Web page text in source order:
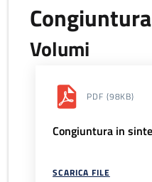
Volumi
PDF (98KB)
Congiuntura in
SCARICA FILE